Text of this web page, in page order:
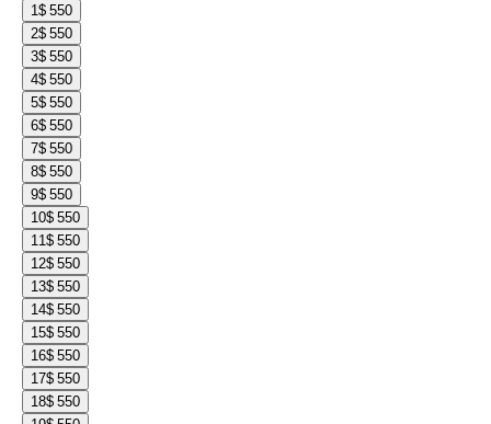
1$ 550
2$ 550
3$ 550
4$ 550
5$ 550
6$ 550
7$ 550
8$ 550
9$ 550
10$ 550
11$ 550
12$ 550
13$ 550
14$ 550
15$ 550
16$ 550
17$ 550
18$ 550